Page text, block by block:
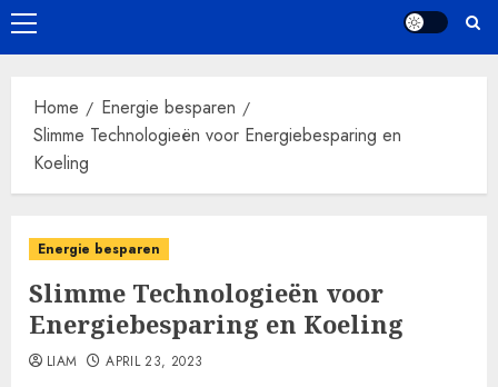
Primary
Menu
Home
Energie besparen
Slimme Technologieën voor Energiebesparing en
Koeling
Energie besparen
Slimme Technologieën voor
Energiebesparing en Koeling
LIAM APRIL 23, 2023